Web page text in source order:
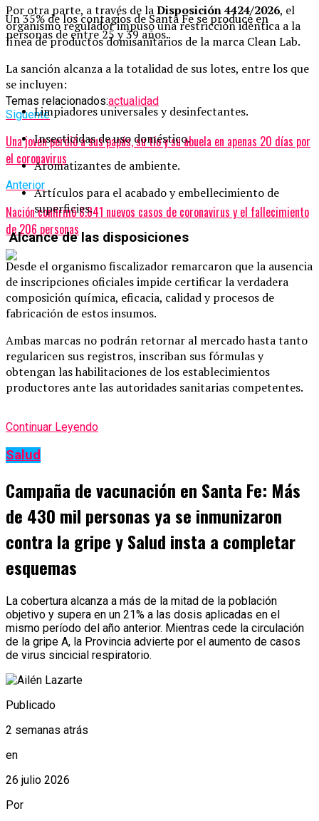
Un 35% de los contagios de Santa Fe se produce en
personas de entre 25 y 39 años.
Temas relacionados:actualidad
Siguente
Una joven perdió a sus papás, su tío y su abuela en apenas 20 días por
el coronavirus
Anterior
Nación confirmó 8.841 nuevos casos de coronavirus y el fallecimiento
de 206 personas
Por otra parte, a través de laDisposición 4424/2026, el
organismo regulador impuso una restricción idéntica a la
línea de productos domisanitarios de la marca Clean Lab.
La sanción alcanza a la totalidad de sus lotes, entre los que
se incluyen:
Limpiadores universales y desinfectantes.
Insecticidas de uso doméstico.
Aromatizantes de ambiente.
Artículos para el acabado y embellecimiento de
superficies.
Alcance de las disposiciones
Desde el organismo fiscalizador remarcaron que la ausencia
de inscripciones oficiales impide certificar la verdadera
composición química, eficacia, calidad y procesos de
fabricación de estos insumos.
Ambas marcas no podrán retornar al mercado hasta tanto
regularicen sus registros, inscriban sus fórmulas y
obtengan las habilitaciones de los establecimientos
productores ante las autoridades sanitarias competentes.
Continuar Leyendo
Salud
Campaña de vacunación en Santa Fe: Más
de 430 mil personas ya se inmunizaron
contra la gripe y Salud insta a completar
esquemas
La cobertura alcanza a más de la mitad de la población
objetivo y supera en un 21% a las dosis aplicadas en el
mismo período del año anterior. Mientras cede la circulación
de la gripe A, la Provincia advierte por el aumento de casos
de virus sincicial respiratorio.
Publicado
2 semanas atrás
en
26 julio 2026
Por